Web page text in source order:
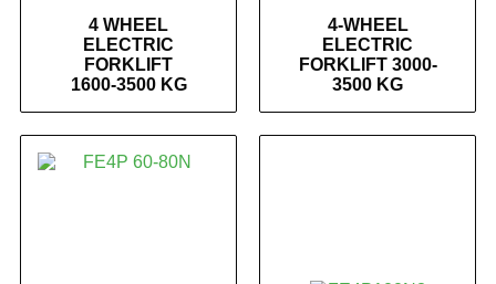
4 WHEEL
ELECTRIC
FORKLIFT
1600-3500 KG
4-WHEEL
ELECTRIC
FORKLIFT 3000-
3500 KG